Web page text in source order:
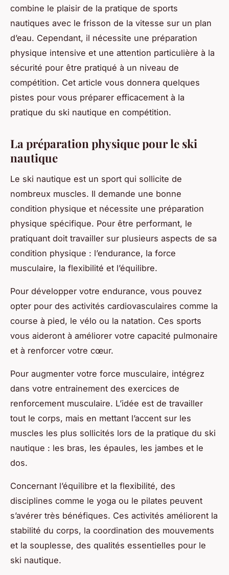
combine le plaisir de la pratique de sports
nautiques avec le frisson de la vitesse sur un plan
d’eau. Cependant, il nécessite une préparation
physique intensive et une attention particulière à la
sécurité pour être pratiqué à un niveau de
compétition. Cet article vous donnera quelques
pistes pour vous préparer efficacement à la
pratique du ski nautique en compétition.
La préparation physique pour le ski
nautique
Le ski nautique est un sport qui sollicite de
nombreux muscles. Il demande une bonne
condition physique et nécessite une préparation
physique spécifique. Pour être performant, le
pratiquant doit travailler sur plusieurs aspects de sa
condition physique : l’endurance, la force
musculaire, la flexibilité et l’équilibre.
Pour développer votre endurance, vous pouvez
opter pour des activités cardiovasculaires comme la
course à pied, le vélo ou la natation. Ces sports
vous aideront à améliorer votre capacité pulmonaire
et à renforcer votre cœur.
Pour augmenter votre force musculaire, intégrez
dans votre entrainement des exercices de
renforcement musculaire. L’idée est de travailler
tout le corps, mais en mettant l’accent sur les
muscles les plus sollicités lors de la pratique du ski
nautique : les bras, les épaules, les jambes et le
dos.
Concernant l’équilibre et la flexibilité, des
disciplines comme le yoga ou le pilates peuvent
s’avérer très bénéfiques. Ces activités améliorent la
stabilité du corps, la coordination des mouvements
et la souplesse, des qualités essentielles pour le
ski nautique.